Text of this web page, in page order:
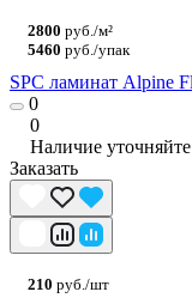
2800 руб./м²
5460 руб./упак
SPC ламинат Alpine
0
0
Наличие уточняйте
Заказать
210 руб./шт